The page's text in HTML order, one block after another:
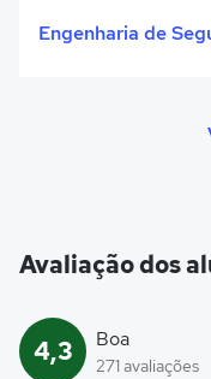
Avaliação dos
4,3 Boa
271 avaliações